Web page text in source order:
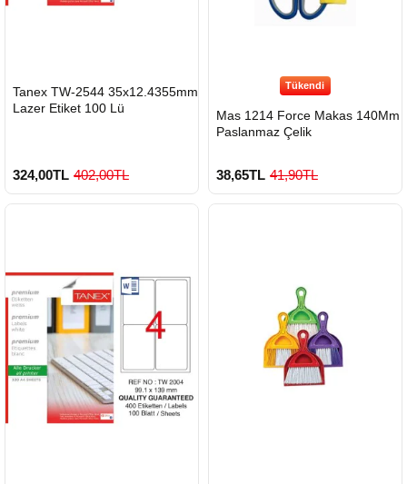
GÖNDERİ
900 TL Üzeri Kargo Ücretsiz
Tanex TW-2544 35x12.4355mm
Lazer Etiket 100 Lü
324,00TL 402,00TL
Tükendi
Mas 1214 Force Makas 140Mm
Paslanmaz Çelik
38,65TL 41,90TL